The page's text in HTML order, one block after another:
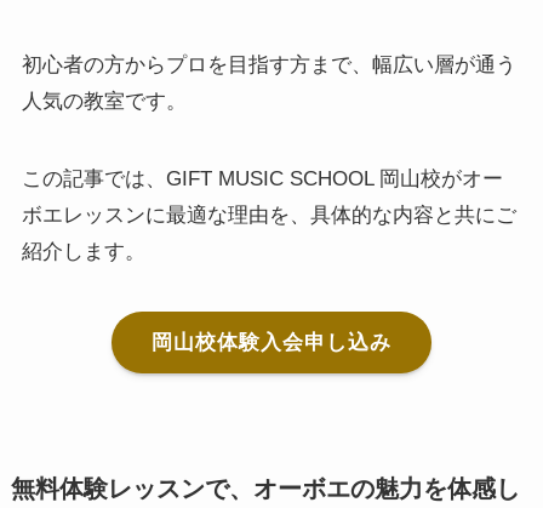
初心者の方からプロを目指す方まで、幅広い層が通う
人気の教室です。
この記事では、GIFT MUSIC SCHOOL 岡山校がオー
ボエレッスンに最適な理由を、具体的な内容と共にご
紹介します。
岡山校体験入会申し込み
無料体験レッスンで、オーボエの魅力を体感し